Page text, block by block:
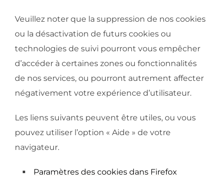
Veuillez noter que la suppression de nos cookies
ou la désactivation de futurs cookies ou
technologies de suivi pourront vous empêcher
d’accéder à certaines zones ou fonctionnalités
de nos services, ou pourront autrement affecter
négativement votre expérience d’utilisateur.
Les liens suivants peuvent être utiles, ou vous
pouvez utiliser l’option « Aide » de votre
navigateur.
Paramètres des cookies dans Firefox